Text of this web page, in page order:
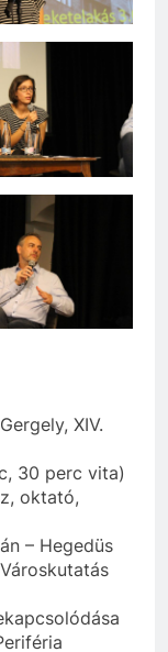
XIV.
30 perc vita)
oktató,
– Hegedüs